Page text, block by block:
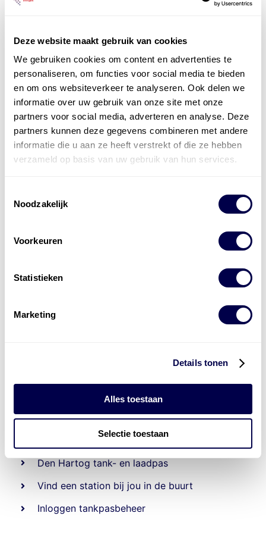
Deze website maakt gebruik van cookies
We gebruiken cookies om content en advertenties te
personaliseren, om functies voor social media te bieden
en om ons websiteverkeer te analyseren. Ook delen we
informatie over uw gebruik van onze site met onze
partners voor social media, adverteren en analyse. Deze
partners kunnen deze gegevens combineren met andere
informatie die u aan ze heeft verstrekt of die ze hebben
verzameld op basis van uw gebruik van hun services.
Noodzakelijk
Voorkeuren
Statistieken
Marketing
Details tonen
Alles toestaan
Selectie toestaan
Officieel distributeur met Mobil Smeermiddelen
voor alle sectoren
Welke olie heb ik nodig
Alle producten bekijken
Beheert 70tankstationsen duizendentank-en
Den Hartog tank- en laadpas
Vind een station bij jou in de buurt
Inloggen tankpasbeheer